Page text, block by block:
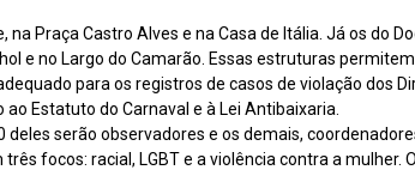
Praça Castro Alves e na Casa de Itália. Já os do
e no Largo do Camarão. Essas estruturas
para os registros de casos de violação dos
Estatuto do Carnaval e à Lei Antibaixaria.
serão observadores e os demais,
focos: racial, LGBT e a violência contra a mulher. O